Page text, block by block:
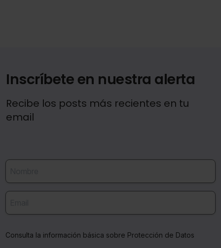
Inscríbete en nuestra alerta
Recibe los posts más recientes en tu
email
Consulta la información básica sobre Protección de Datos